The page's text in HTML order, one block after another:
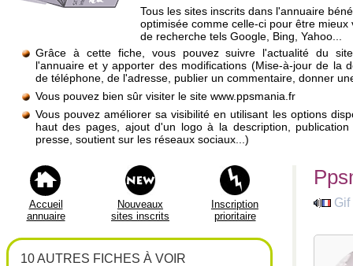
Tous les sites inscrits dans l'annuaire
optimisée comme celle-ci pour être mieux
de recherche tels Google, Bing, Yahoo...
Grâce à cette fiche, vous pouvez suivre l'actualité du
l'annuaire et y apporter des modifications (Mise-à-jour de la
de téléphone, de l'adresse, publier un commentaire, donner
Vous pouvez bien sûr visiter le site www.ppsmania.fr
Vous pouvez améliorer sa visibilité en utilisant les options
haut des pages, ajout d'un logo à la description,
presse, soutient sur les réseaux sociaux...)
Accueil
annuaire
Nouveaux
sites inscrits
Inscription
prioritaire
10 AUTRES FICHES À VOIR